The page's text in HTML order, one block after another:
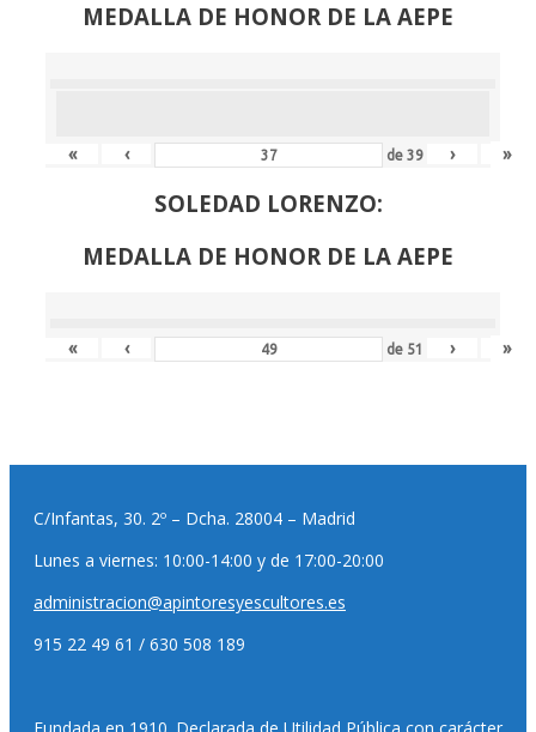
MEDALLA DE HONOR DE LA AEPE
« ‹ de39 › »
SOLEDAD LORENZO:
MEDALLA DE HONOR DE LA AEPE
« ‹ de 51 › »
C/Infantas, 30. 2º – Dcha. 28004 – Madrid
Lunes a viernes: 10:00-14:00 y de 17:00-20:00
administracion@apintoresyescultores.es
915 22 49 61 / 630 508 189